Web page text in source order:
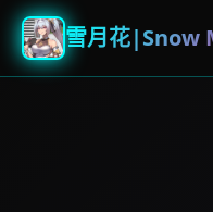
雪月花|Snow